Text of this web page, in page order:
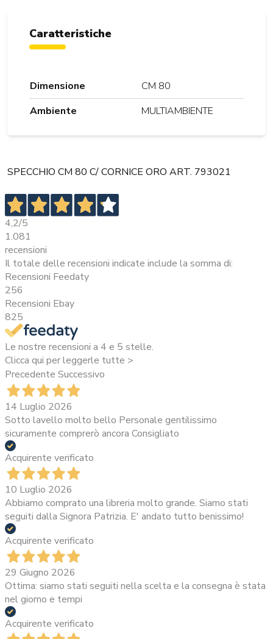
Caratteristiche
Dimensione
CM 80
Ambiente
MULTIAMBIENTE
SPECCHIO CM 80 C/ CORNICE ORO ART. 793021
4,2/5
1.081
recensioni
Il totale delle recensioni indicate include la somma di:
Recensioni Feedaty
256
Recensioni Ebay
825
Le nostre recensioni a 4 e 5 stelle.
Clicca qui per leggerle tutte >
Precedente Successivo
14 Luglio 2026
Sotto lavello molto bello Personale gentilissimo
sicuramente comprerò ancora Consigliato
Acquirente verificato
10 Luglio 2026
Abbiamo comprato una libreria molto grande. Siamo stati
seguiti dalla Signora Patrizia. E' andato tutto benissimo!
Acquirente verificato
29 Giugno 2026
Ottima: siamo stati seguiti nella scelta e la consegna è stata
nel giorno e tempi
Acquirente verificato